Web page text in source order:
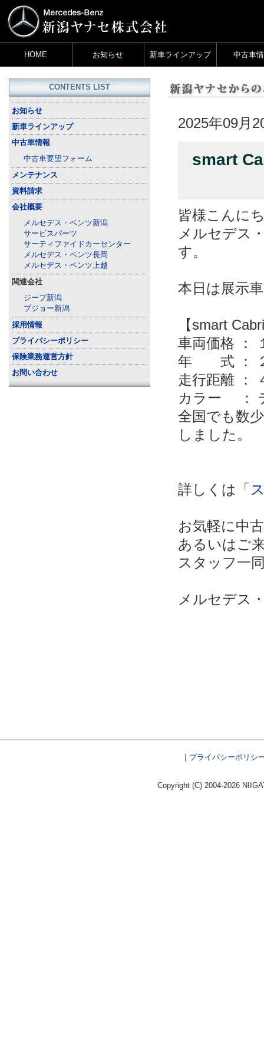
HOME お知らせ 新車ラインアップ 中古車
2025年09月
smart
皆様こんに
メルセデス
す。
本日は展示
【smart
車両価格 ：
年 式 ： ２
走行距離 ：
カラー ：
全国でも数
しました。
詳しくは「
お気軽に中
あるいはご
スタッフ一
メルセデス
CONTENTS LIST
お知らせ
新車ラインアップ
中古車情報
中古車要望フォーム
メンテナンス
資料請求
会社概要
メルセデス・ベンツ新潟
サービスパーツ
サーティファイドカーセンター
メルセデス・ベンツ長岡
メルセデス・ベンツ上越
関連会社
ジープ新潟
プジョー新潟
採用情報
プライバシーポリシー
保険業務運営方針
お問い合わせ
｜ プライバシーポリシ
Copyright (C) 2004-2026